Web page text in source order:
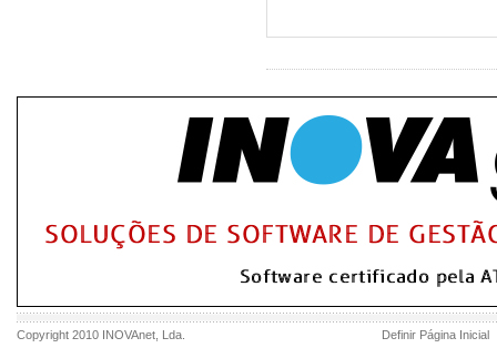
Copyright 2010 INOVAnet , Lda. Definir Página Inicial